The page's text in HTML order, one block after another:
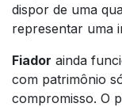
dispor de uma
representar uma
Fiador ainda
com patrimônio
compromisso. O